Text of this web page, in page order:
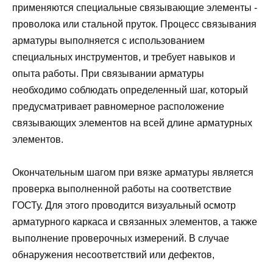
применяются специальные связывающие элементы -
проволока или стальной пруток. Процесс связывания
арматуры выполняется с использованием
специальных инструментов, и требует навыков и
опыта работы. При связывании арматуры
необходимо соблюдать определенный шаг, который
предусматривает равномерное расположение
связывающих элементов на всей длине арматурных
элементов.
Окончательным шагом при вязке арматуры является
проверка выполненной работы на соответствие
ГОСТу. Для этого проводится визуальный осмотр
арматурного каркаса и связанных элементов, а также
выполнение проверочных измерений. В случае
обнаружения несоответствий или дефектов,